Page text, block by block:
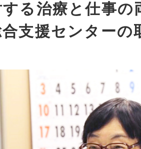
る治療と仕事の
支援センターの